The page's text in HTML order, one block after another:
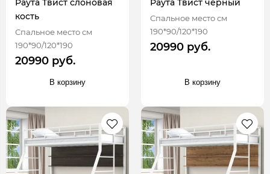
Раута Твист слоновая
кость
Спальное место см
190*90/120*190
20990 руб.
В корзину
Раута Твист черный
Спальное место см
190*90/120*190
20990 руб.
В корзину